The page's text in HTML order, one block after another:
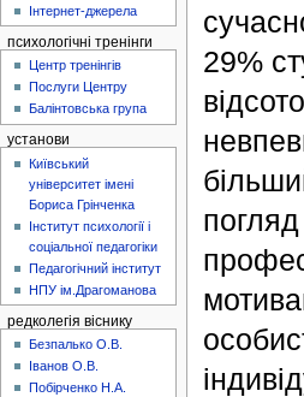
29%
Інтернет-джерела
психологічні тренінги
Центр тренінгів
Послуги Центру
Балінтовська група
установи
Київський
університет імені
Бориса Грінченка
Інститут психології і
соціальної педагогіки
Педагогічний інститут
НПУ ім.Драгоманова
редколегія віснику
Безпалько О.В.
Іванов О.В.
Побірченко Н.А.